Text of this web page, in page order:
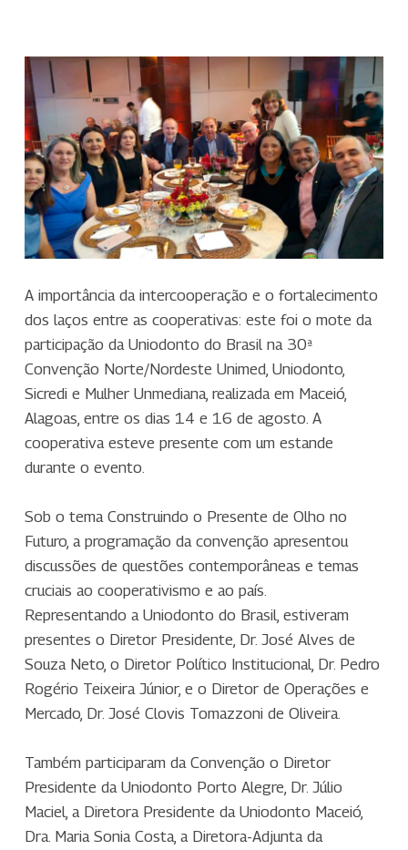
A importância da intercooperação e o fortalecimento
dos laços entre as cooperativas: este foi o mote da
participação da Uniodonto do Brasil na 30ª
Convenção Norte/Nordeste Unimed, Uniodonto,
Sicredi e Mulher Unmediana, realizada em Maceió,
Alagoas, entre os dias 14 e 16 de agosto. A
cooperativa esteve presente com um estande
durante o evento.
Sob o tema Construindo o Presente de Olho no
Futuro, a programação da convenção apresentou
discussões de questões contemporâneas e temas
cruciais ao cooperativismo e ao país.
Representando a Uniodonto do Brasil, estiveram
presentes o Diretor Presidente, Dr. José Alves de
Souza Neto, o Diretor Político Institucional, Dr. Pedro
Rogério Teixeira Júnior, e o Diretor de Operações e
Mercado, Dr. José Clovis Tomazzoni de Oliveira.
Também participaram da Convenção o Diretor
Presidente da Uniodonto Porto Alegre, Dr. Júlio
Maciel, a Diretora Presidente da Uniodonto Maceió,
Dra. Maria Sonia Costa, a Diretora-Adjunta da